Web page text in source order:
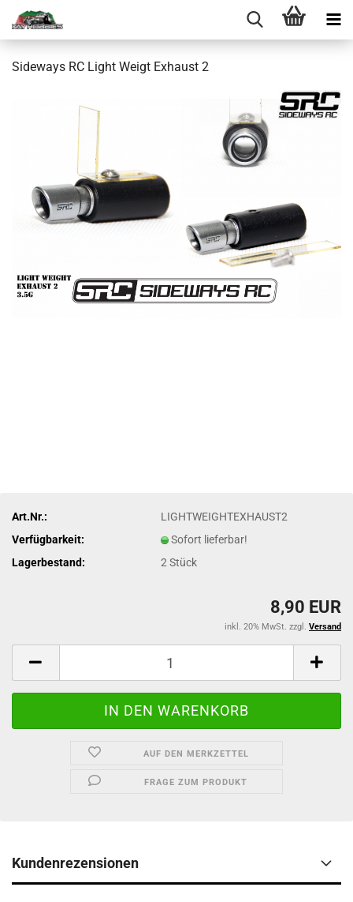
Sideways RC Light Weigt Exhaust 2
Art.Nr.:
LIGHTWEIGHTEXHAUST2
Verfügbarkeit:
Sofort lieferbar!
Lagerbestand:
2Stück
8,90 EUR
inkl. 20% MwSt. zzgl. Versand
AUF DEN MERKZETTEL
FRAGE ZUM PRODUKT
Kundenrezensionen